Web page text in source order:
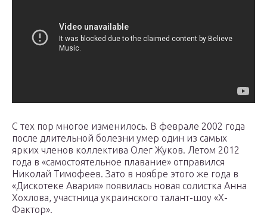
С тех пор многое изменилось. В феврале 2002 года
после длительной болезни умер один из самых
ярких членов коллектива Олег Жуков. Летом 2012
года в «самостоятельное плавание» отправился
Николай Тимофеев. Зато в ноябре этого же года в
«Дискотеке Авария» появилась новая солистка Анна
Хохлова, участница украинского талант-шоу «Х-
Фактор».